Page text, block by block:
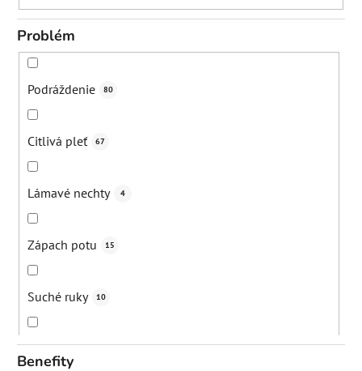
Problém
Podráždenie 80
Citlivá pleť 67
Lámavé nechty 4
Zápach potu 15
Suché ruky 10
Strie 12
Benefity